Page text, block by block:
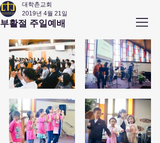
앤아버​ 대학촌 교회
부활절 주일예배
대학촌교회
2019년 4월 21일